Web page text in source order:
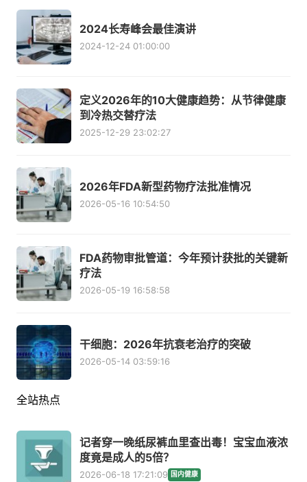
2024长寿峰会最佳演讲
2024-12-24 01:00:00
定义2026年的10大健康趋势：从节律健康
到冷热交替疗法
2025-12-29 23:02:27
2026年FDA新型药物疗法批准情况
2026-05-16 10:54:50
FDA药物审批管道：今年预计获批的关键新
疗法
2026-05-19 16:58:58
干细胞：2026年抗衰老治疗的突破
2026-05-14 03:59:16
全站热点
记者穿一晚纸尿裤血里查出毒！宝宝血液浓
度竟是成人的5倍？
2026-06-18 17:21:09 国内健康